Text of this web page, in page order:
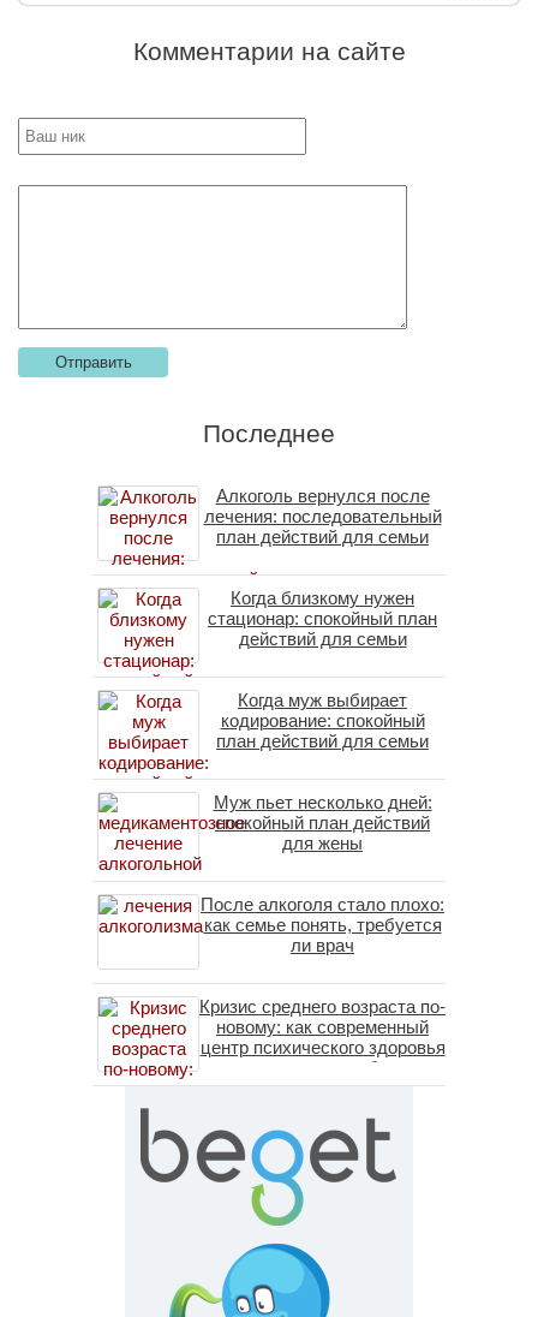
Комментарии на сайте
Последнее
Алкоголь вернулся после
лечения: последовательный
план действий для семьи
Когда близкому нужен
стационар: спокойный план
действий для семьи
Когда муж выбирает
кодирование: спокойный
план действий для семьи
Муж пьет несколько дней:
спокойный план действий
для жены
После алкоголя стало плохо:
как семье понять, требуется
ли врач
Кризис среднего возраста по-
новому: как современный
центр психического здоровья
помогает пересобрать
личность без таблеток